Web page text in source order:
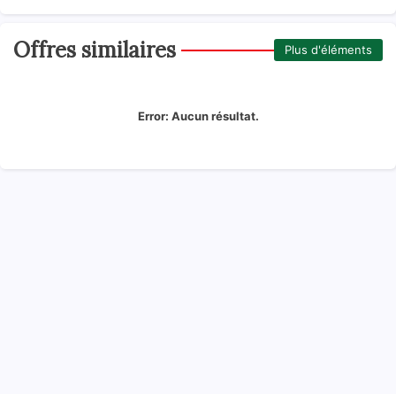
Offres similaires Plus d'éléments
Error: Aucun résultat.